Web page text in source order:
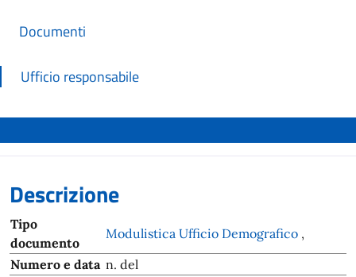
Documenti
Ufficio responsabile
Descrizione
Tipo
documento
Modulistica Ufficio Demografico ,
Numero e data n. del